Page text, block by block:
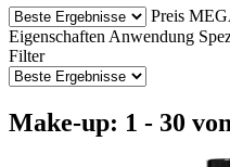
Preis
Eigenschaften Anwendung
Filter
Make-up: 1 - 30